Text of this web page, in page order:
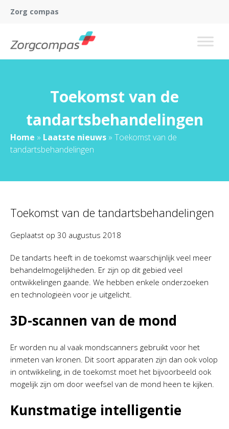
Zorg compas
Toekomst van de
tandartsbehandelingen
Home » Laatste nieuws » Toekomst van de
tandartsbehandelingen
Toekomst van de tandartsbehandelingen
Geplaatst op 30 augustus 2018
De tandarts heeft in de toekomst waarschijnlijk veel meer
behandelmogelijkheden. Er zijn op dit gebied veel
ontwikkelingen gaande. We hebben enkele onderzoeken
en technologieën voor je uitgelicht.
3D-scannen van de mond
Er worden nu al vaak mondscanners gebruikt voor het
inmeten van kronen. Dit soort apparaten zijn dan ook volop
in ontwikkeling, in de toekomst moet het bijvoorbeeld ook
mogelijk zijn om door weefsel van de mond heen te kijken.
Kunstmatige intelligentie